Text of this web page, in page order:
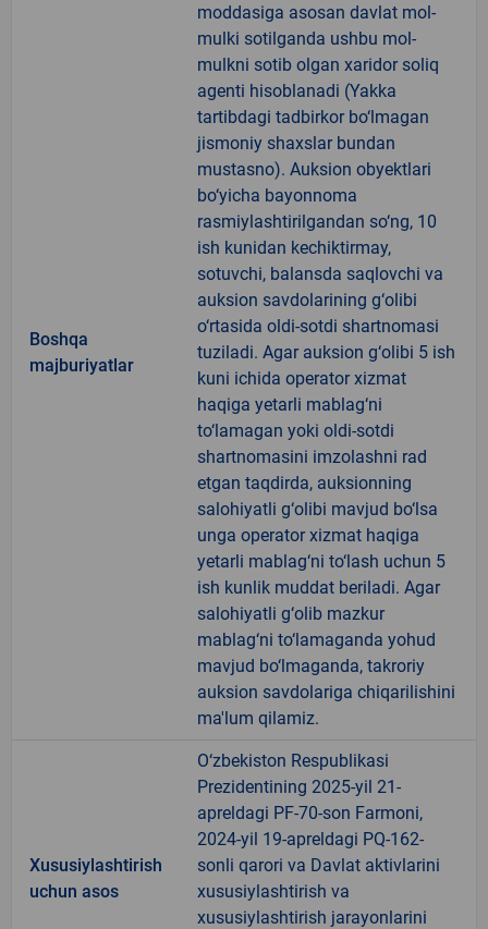
Boshqa
majburiyatlar
moddasiga asosan davlat mol-
mulki sotilganda ushbu mol-
mulkni sotib olgan xaridor soliq
agenti hisoblanadi (Yakka
tartibdagi tadbirkor bo‘lmagan
jismoniy shaxslar bundan
mustasno). Auksion obyektlari
bo‘yicha bayonnoma
rasmiylashtirilgandan so‘ng, 10
ish kunidan kechiktirmay,
sotuvchi, balansda saqlovchi va
auksion savdolarining g‘olibi
o‘rtasida oldi-sotdi shartnomasi
tuziladi. Agar auksion g‘olibi 5 ish
kuni ichida operator xizmat
haqiga yetarli mablag‘ni
to‘lamagan yoki oldi-sotdi
shartnomasini imzolashni rad
etgan taqdirda, auksionning
salohiyatli g‘olibi mavjud bo‘lsa
unga operator xizmat haqiga
yetarli mablag‘ni to‘lash uchun 5
ish kunlik muddat beriladi. Agar
salohiyatli g‘olib mazkur
mablag‘ni to‘lamaganda yohud
mavjud bo‘lmaganda, takroriy
auksion savdolariga chiqarilishini
ma'lum qilamiz.
Xususiylashtirish
uchun asos
O‘zbekiston Respublikasi
Prezidentining 2025-yil 21-
apreldagi PF-70-son Farmoni,
2024-yil 19-apreldagi PQ-162-
sonli qarori va Davlat aktivlarini
xususiylashtirish va
xususiylashtirish jarayonlarini